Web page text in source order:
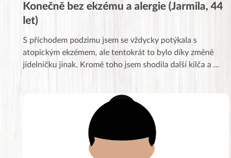
Konečně bez ekzému a alergie (Jarmila, 44
let)
S příchodem podzimu jsem se vždycky potýkala s
atopickým ekzémem, ale tentokrát to bylo díky změně
jídelníčku jinak. Kromě toho jsem shodila další kilča a ...